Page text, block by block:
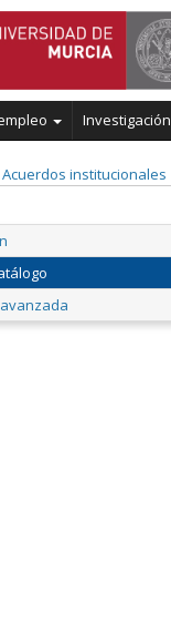
Investigación
Acuerdos institucionales